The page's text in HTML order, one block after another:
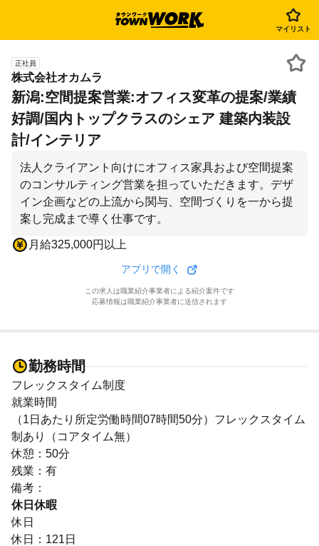
マイリスト
正社員
株式会社オカムラ
新潟:空間提案営業:オフィス変革の提案/業績
好調/国内トップクラスのシェア 建築内装設
計/インテリア
法人クライアント向けにオフィス家具および空間提案
のコンサルティング営業を担っていただきます。デザ
イン企画などの上流から関与、空間づくりを一から提
案し完成まで導く仕事です。
月給325,000円以上
アプリで開く
この求人は職業紹介事業者による紹介案件です
応募情報は職業紹介事業者に送信されます
勤務時間
フレックスタイム制度
就業時間
（1日あたり所定労働時間07時間50分）フレックスタイム
制あり（コアタイム無）
休憩：50分
残業：有
備考：
休日休暇
休日
休日：121日